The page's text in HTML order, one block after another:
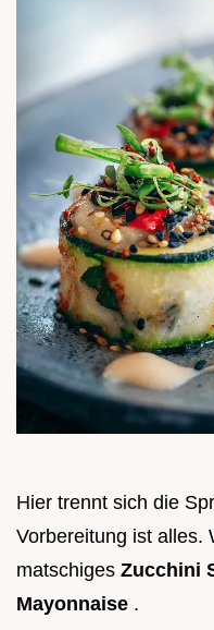
Hier trennt sich die
Vorbereitung ist alles.
matschiges Zucchini
Mayonnaise .